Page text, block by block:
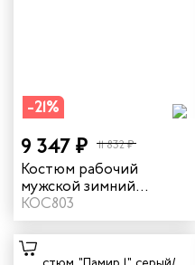
-21%
9 347 ₽ 11 832 ₽
Костюм рабочий
мужской зимний
"Памир" цвет серый/
черный/красный
КОС803